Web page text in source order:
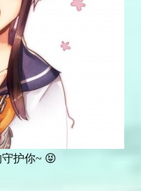
护你~ 😝